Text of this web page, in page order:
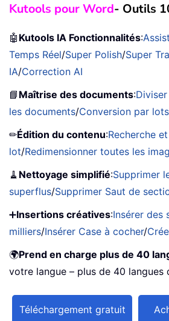
Kutools pour Word- Outils
🤖 Kutools IA Fonctionnalités:
Temps Réel/Super Polish/Super
IA/Correction AI
📘 Maîtrise des documents:
les documents/Conversion par
✏Édition du contenu:Recherche
lot/Redimensionner toutes les
🧹 Nettoyage simplifié:Supprimer
superflus/Supprimer Saut de
➕Insertions créatives:Insérer des
milliers/Insérer Case à cocher/
🌍Prend en charge plus de 40
votre langue – plus de 40 langues
Téléchargement gratuit